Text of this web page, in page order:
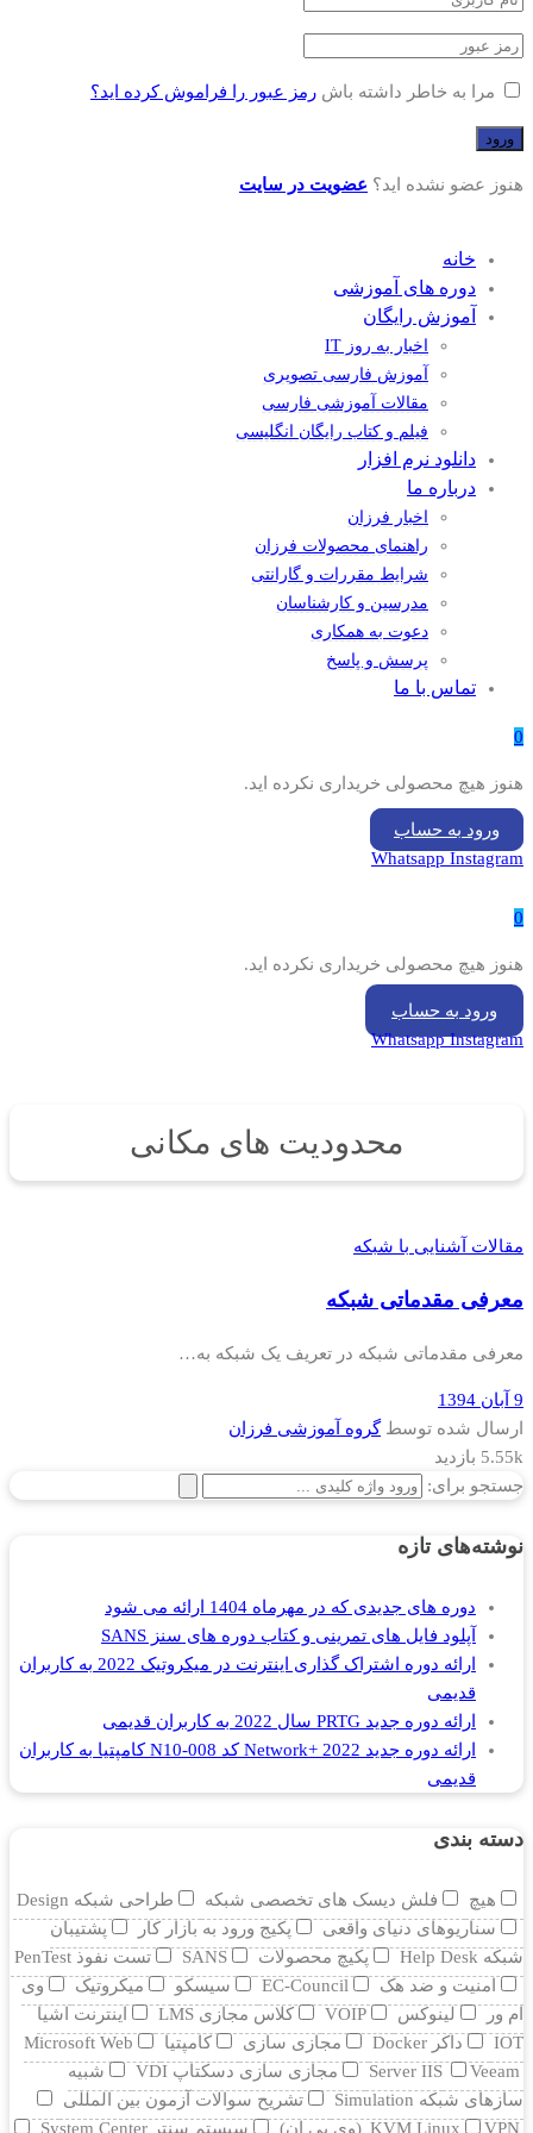
مرا به خاطر داشته باش رمز عبور را فراموش کرده اید؟
هنوز عضو نشده اید؟ عضویت در سایت
خانه
دوره های آموزشی
آموزش رایگان
اخبار به روز IT
آموزش فارسی تصویری
مقالات آموزشی فارسی
فیلم و کتاب رایگان انگلیسی
دانلود نرم افزار
درباره ما
اخبار فرزان
راهنمای محصولات فرزان
شرایط مقررات و گارانتی
مدرسین و کارشناسان
دعوت به همکاری
پرسش و پاسخ
تماس با ما
0
هنوز هیچ محصولی خریداری نکرده اید.
ورود به حساب
Whatsapp Instagram
0
هنوز هیچ محصولی خریداری نکرده اید.
ورود به حساب
Whatsapp Instagram
محدودیت های مکانی
مقالات آشنایی با شبکه
معرفی مقدماتی شبکه
معرفی مقدماتی شبکه در تعریف یک شبکه به…
9 آبان 1394
ارسال شده توسطگروه آموزشی فرزان
5.55k بازدید
جستجو برای:
نوشته‌های تازه
دوره های جدیدی که در مهرماه 1404 ارائه می شود
آپلود فایل های تمرینی و کتاب دوره های سنز SANS
ارائه دوره اشتراک گذاری اینترنت در میکروتیک 2022 به کاربران
قدیمی
ارائه دوره جدید PRTG سال 2022 به کاربران قدیمی
ارائه دوره جدید Network+ 2022 کد N10-008 کامپتیا به کاربران
قدیمی
دسته بندی
هیچ فلش دیسک های تخصصی شبکه
طراحی شبکه Design
سناریوهای دنیای واقعی
پکیج ورود به بازار کار
پشتیبان
شبکه Help Desk
پکیچ محصولات SANS
تست نفوذ PenTest
امنیت و ضد هک
EC-Council سیسکو میکروتیک
وی
ام ور
لینوکس VOIP کلاس مجازی LMS
اینترنت اشیا
IOT
داکر Docker مجازی سازی کامپتیا
Microsoft Web
Server IIS
Veeam مجازی سازی دسکتاپ VDI
شبیه
سازهای شبکه Simulation
تشریح سوالات آزمون بین المللی
KVM Linux
VPN (وی پی ان)
سیستم سنتر System Center